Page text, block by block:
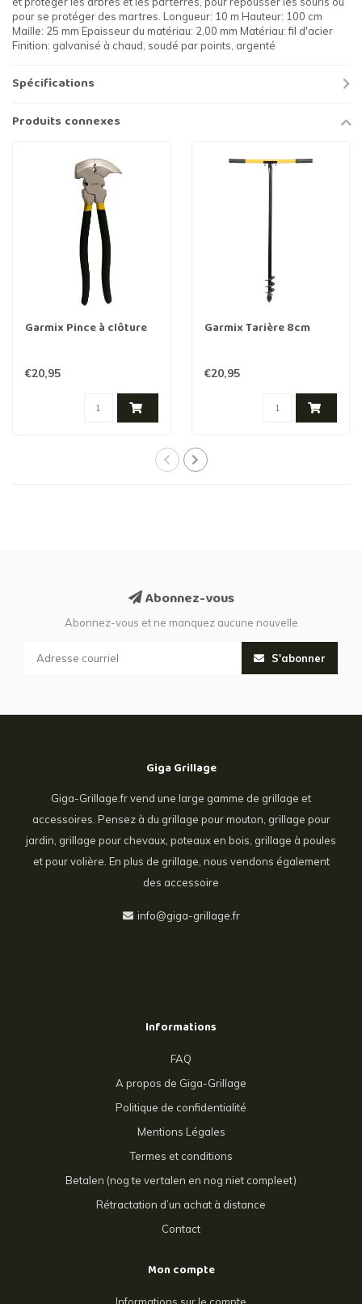
pour se protéger des martres. Longueur: 10 m Hauteur: 100 cm
Maille: 25 mm Epaisseur du matériau: 2,00 mm Matériau: fil d'acier
Finition: galvanisé à chaud, soudé par points, argenté
Spécifications
Produits connexes
Garmix Pince à clôture
€20,95
Garmix Tarière 8cm
€20,95
Abonnez-vous
Abonnez-vous et ne manquez aucune nouvelle
S'abonner
Giga Grillage
Giga-Grillage.fr vend une large gamme de grillage et
accessoires. Pensez à du grillage pour mouton, grillage pour
jardin, grillage pour chevaux, poteaux en bois, grillage à poules
et pour volière. En plus de grillage, nous vendons également
des accessoire
info@giga-grillage.fr
Informations
FAQ
A propos de Giga-Grillage
Politique de confidentialité
Mentions Légales
Termes et conditions
Betalen (nog te vertalen en nog niet compleet)
Rétractation d’un achat à distance
Contact
Mon compte